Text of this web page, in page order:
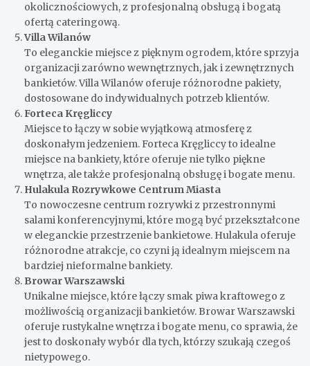
okolicznościowych, z profesjonalną obsługą i bogatą
ofertą cateringową.
Villa Wilanów
To eleganckie miejsce z pięknym ogrodem, które sprzyja
organizacji zarówno wewnętrznych, jak i zewnętrznych
bankietów. Villa Wilanów oferuje różnorodne pakiety,
dostosowane do indywidualnych potrzeb klientów.
Forteca Kręgliccy
Miejsce to łączy w sobie wyjątkową atmosferę z
doskonałym jedzeniem. Forteca Kręgliccy to idealne
miejsce na bankiety, które oferuje nie tylko piękne
wnętrza, ale także profesjonalną obsługę i bogate menu.
Hulakula Rozrywkowe Centrum Miasta
To nowoczesne centrum rozrywki z przestronnymi
salami konferencyjnymi, które mogą być przekształcone
w eleganckie przestrzenie bankietowe. Hulakula oferuje
różnorodne atrakcje, co czyni ją idealnym miejscem na
bardziej nieformalne bankiety.
Browar Warszawski
Unikalne miejsce, które łączy smak piwa kraftowego z
możliwością organizacji bankietów. Browar Warszawski
oferuje rustykalne wnętrza i bogate menu, co sprawia, że
jest to doskonały wybór dla tych, którzy szukają czegoś
nietypowego.